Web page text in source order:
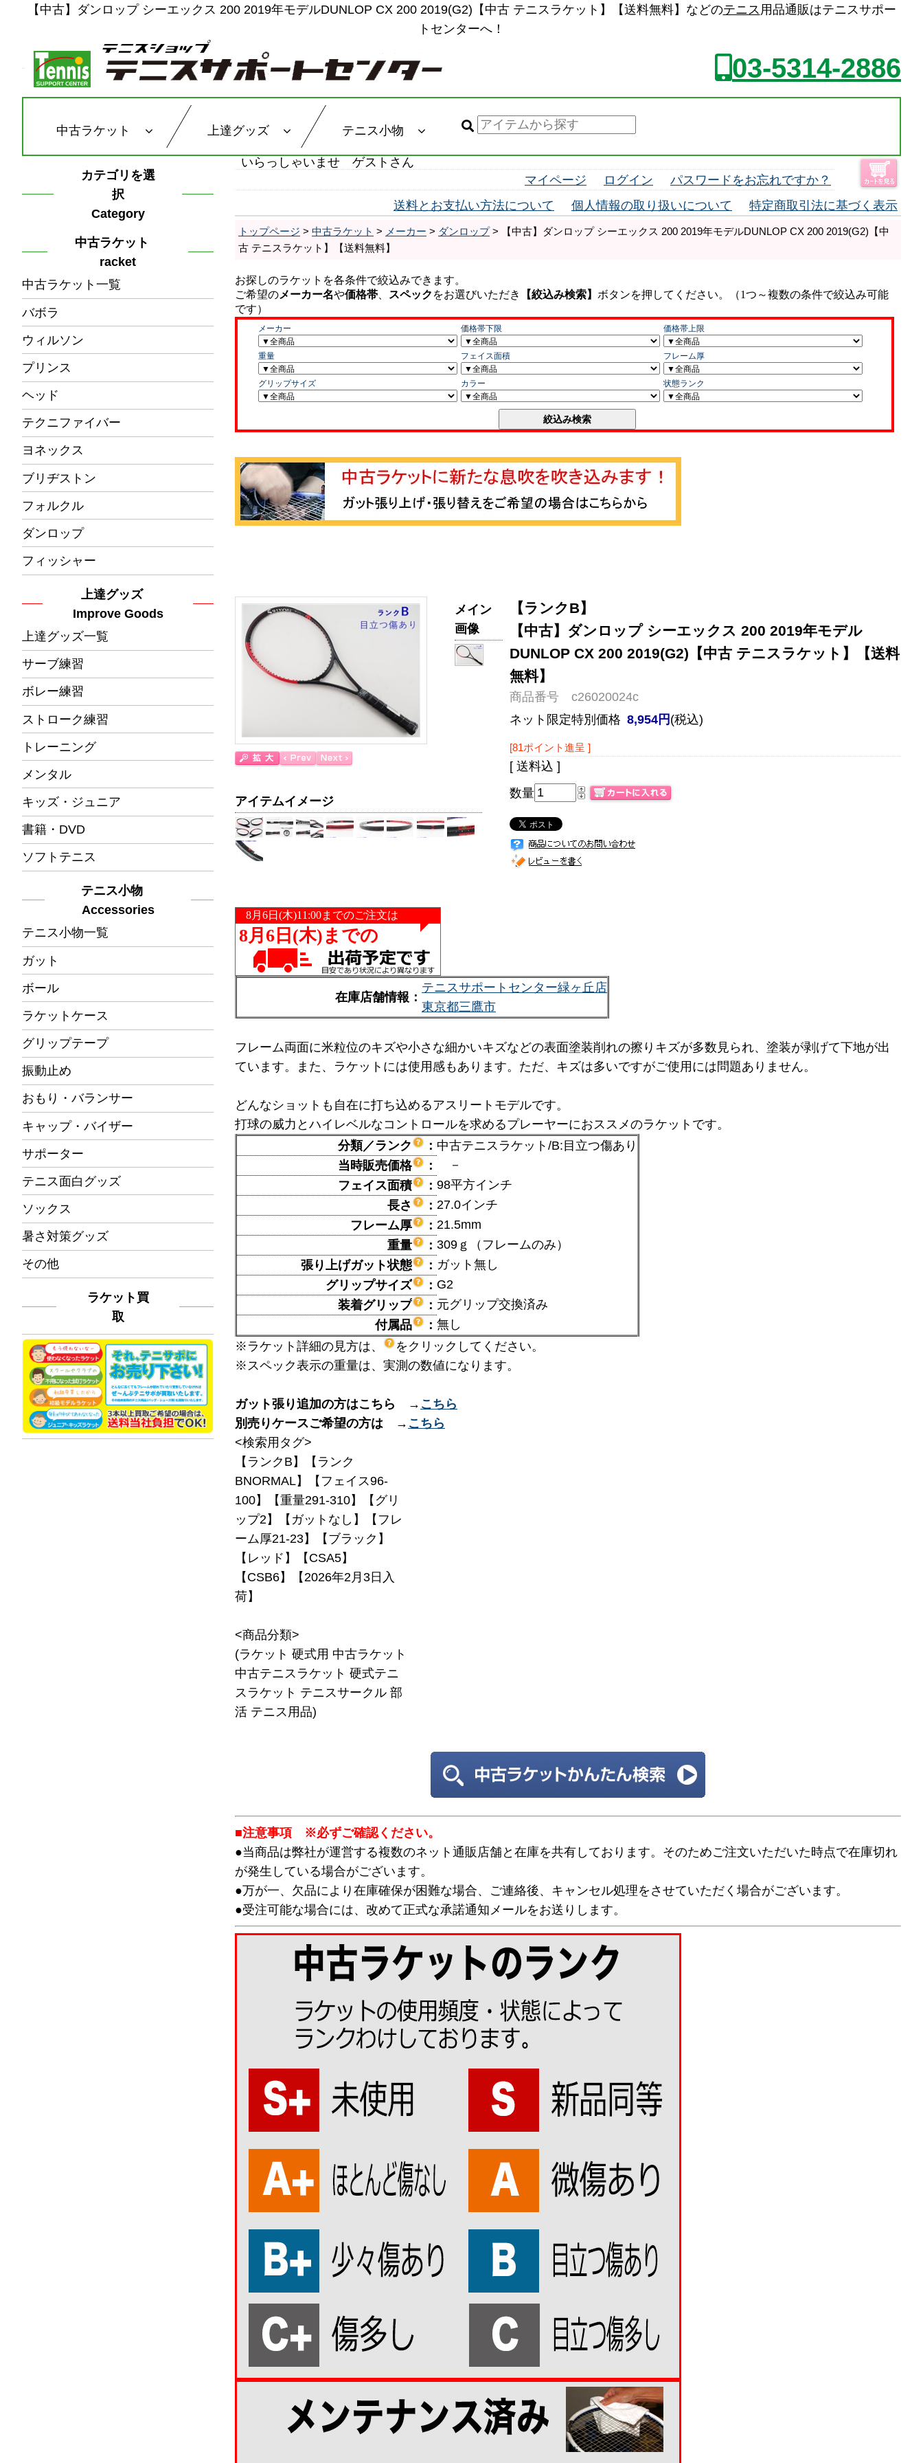
【中古】ダンロップ シーエックス 200 2019年モデルDUNLOP CX 200 2019(G2)【中古 テニスラケット】【送料無料】などのテニス用品通販はテニスサポー
トセンターへ！
03-5314-2886
中古ラケット 上達グッズ テニス小物
カテゴリを選
択
Category
中古ラケット
racket
中古ラケット一覧
バボラ
ウィルソン
プリンス
ヘッド
テクニファイバー
ヨネックス
ブリヂストン
フォルクル
ダンロップ
フィッシャー
上達グッズ
Improve Goods
上達グッズ一覧
サーブ練習
ボレー練習
ストローク練習
トレーニング
メンタル
キッズ・ジュニア
書籍・DVD
ソフトテニス
テニス小物
Accessories
テニス小物一覧
ガット
ボール
ラケットケース
グリップテープ
振動止め
おもり・バランサー
キャップ・バイザー
サポーター
テニス面白グッズ
ソックス
暑さ対策グッズ
その他
ラケット買
取
いらっしゃいませ ゲストさん
マイページ
ログイン
パスワードをお忘れですか？
送料とお支払い方法について
個人情報の取り扱いについて 特定商取引法に基づく表示
トップページ > 中古ラケット > メーカー > ダンロップ> 【中古】ダンロップ シーエックス 200 2019年モデルDUNLOP CX 200 2019(G2)【中
古 テニスラケット】【送料無料】
【ランクB】
【中古】ダンロップ シーエックス 200 2019年モデル
DUNLOP CX 200 2019(G2)【中古 テニスラケット】【送料
無料】
商品番号 c26020024c
ネット限定特別価格 8,954円 (税込)
[81ポイント進呈 ]
[ 送料込 ]
数量
メイン
画像
アイテムイメージ
在庫店舗情報：
テニスサポートセンター緑ヶ丘店
東京都三鷹市
フレーム両面に米粒位のキズや小さな細かいキズなどの表面塗装削れの擦りキズが多数見られ、塗装が剥げて下地が出
ています。また、ラケットには使用感もあります。ただ、キズは多いですがご使用には問題ありません。
どんなショットも自在に打ち込めるアスリートモデルです。
打球の威力とハイレベルなコントロールを求めるプレーヤーにおススメのラケットです。
分類／ランク
： 中古テニスラケット/B:目立つ傷あり
当時販売価格
：
－
フェイス面積
： 98平方インチ
長さ
： 27.0インチ
フレーム厚
： 21.5mm
重量
： 309ｇ（フレームのみ）
張り上げガット状態
： ガット無し
グリップサイズ
： G2
装着グリップ
： 元グリップ交換済み
付属品
： 無し
※ラケット詳細の見方は、
をクリックしてください。
※スペック表示の重量は、実測の数値になります。
ガット張り追加の方はこちら → こちら
別売りケースご希望の方は → こちら
<検索用タグ>
【ランクB】【ランク
BNORMAL】【フェイス96-
100】【重量291-310】【グリ
ップ2】【ガットなし】【フレ
ーム厚21-23】【ブラック】
【レッド】【CSA5】
【CSB6】【2026年2月3日入
荷】
<商品分類>
(ラケット 硬式用 中古ラケット
中古テニスラケット 硬式テニ
スラケット テニスサークル 部
活 テニス用品)
■注意事項 ※必ずご確認ください。
●当商品は弊社が運営する複数のネット通販店舗と在庫を共有しております。そのためご注文いただいた時点で在庫切れ
が発生している場合がございます。
●万が一、欠品により在庫確保が困難な場合、ご連絡後、キャンセル処理をさせていただく場合がございます。
●受注可能な場合には、改めて正式な承諾通知メールをお送りします。